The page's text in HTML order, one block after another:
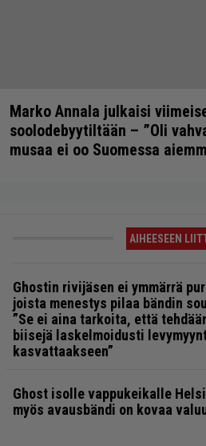
Marko Annala julkaisi
soolodebyytiltään – ”Oli
musaa ei oo Suomessa
AIHEESEEN
Ghostin rivijäsen ei ymmärrä
joista menestys pilaa bändin
”Se ei aina tarkoita, että
biisejä laskelmoidusti
kasvattaakseen”
Ghost isolle vappukeikalle
myös avausbändi on kovaa